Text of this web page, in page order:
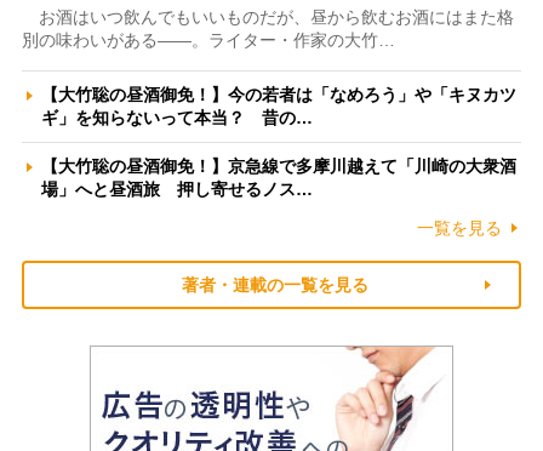
お酒はいつ飲んでもいいものだが、昼から飲むお酒にはまた格
別の味わいがある――。ライター・作家の大竹…
【大竹聡の昼酒御免！】今の若者は「なめろう」や「キヌカツ
ギ」を知らないって本当？ 昔の…
【大竹聡の昼酒御免！】京急線で多摩川越えて「川崎の大衆酒
場」へと昼酒旅 押し寄せるノス…
一覧を見る
著者・連載の一覧を見る